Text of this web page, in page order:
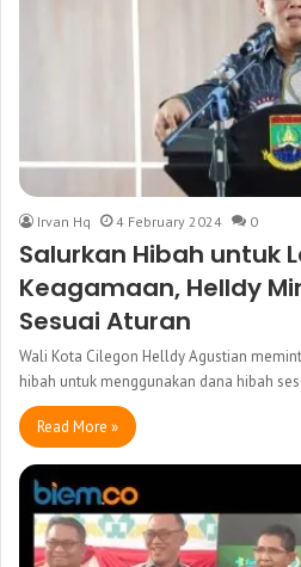
Irvan Hq 4 February 2024 0
Salurkan Hibah untuk
Keagamaan, Helldy
Sesuai Aturan
Wali Kota Cilegon Helldy Agustian
hibah untuk menggunakan dana hibah
Read More »